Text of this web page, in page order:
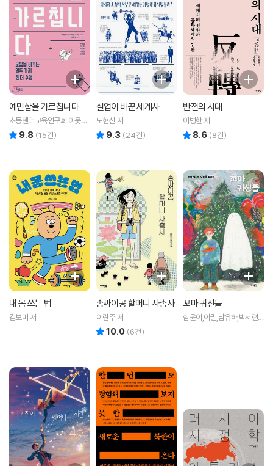
예민함을 가르칩니다
초등젠더교육연구회 아웃박
스 저9.8 (15건)
실업이 바꾼 세계사
도현신 저
9.3 (24건)
반전의 시대
이병한 저
8.6 (8건)
내 몸 쓰는 법
김보미 저
송싸이공 할머니 사총사
이란주 저
10.0 (6건)
꼬마 귀신들
함윤이,아밀,남유하,박서련